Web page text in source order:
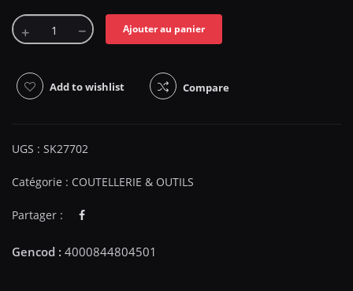
Ajouter au panier
Add to wishlist Compare
UGS : SK27702
Catégorie : COUTELLERIE & OUTILS
Partager :